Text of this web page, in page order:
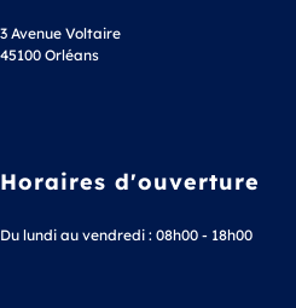
3 Avenue Voltaire
45100 Orléans
Horaires d'ouverture
Du lundi au vendredi : 08h00 - 18h00